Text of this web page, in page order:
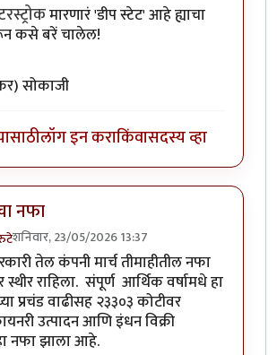
मारणारं 'डीप स्टेट' आहे ह्याचा
कसे बरें चालेल!
सोकाजी
लॉग इन कराकिंवासदस्य व्हा
नफा
शनिवार, 23/05/2026 13:37
तेल कंपनी मार्च तीमाहीतील नफा
स्थीर राहिला. संपूर्ण आर्थिक वर्षामधे हा
प्रचंड वाढीसह २३३०३ कोटीवर
उत्पादन आणि इंधन विक्री
नफा झाला आहे.